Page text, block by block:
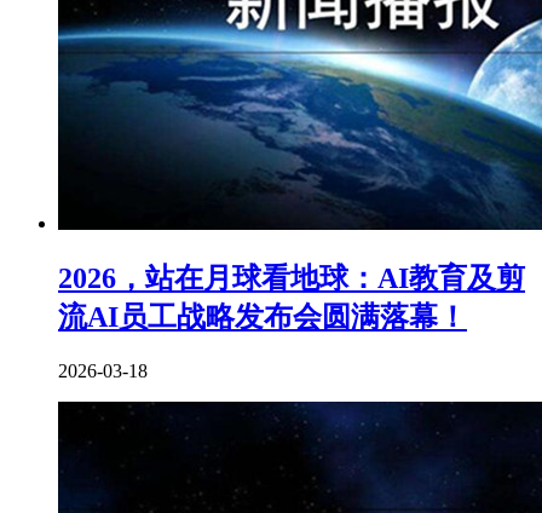
2026，站在月球看地球：AI教育及剪
流AI员工战略发布会圆满落幕！
2026-03-18